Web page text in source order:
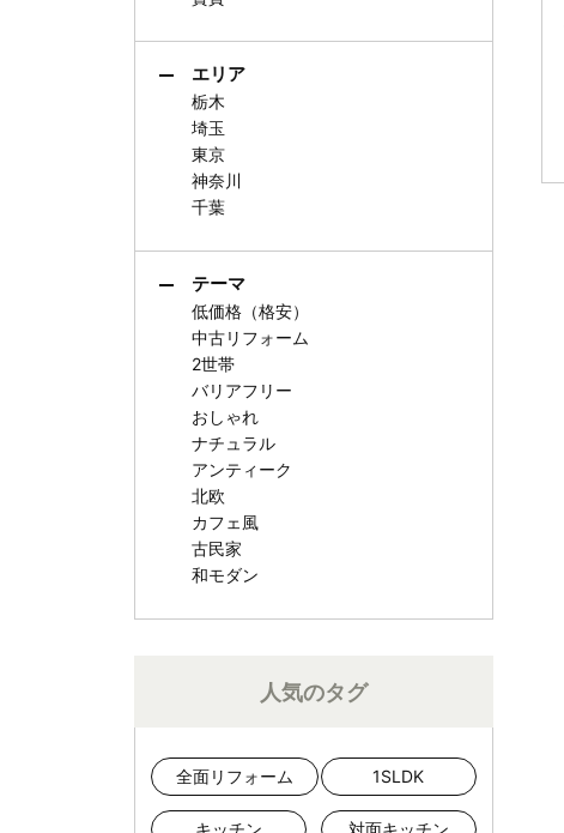
エリア
栃木
埼玉
東京
神奈川
千葉
テーマ
低価格（格安）
中古リフォーム
2世帯
バリアフリー
おしゃれ
ナチュラル
アンティーク
北欧
カフェ風
古民家
和モダン
人気のタグ
全面リフォーム 1SLDK
キッチン 対面キッチン